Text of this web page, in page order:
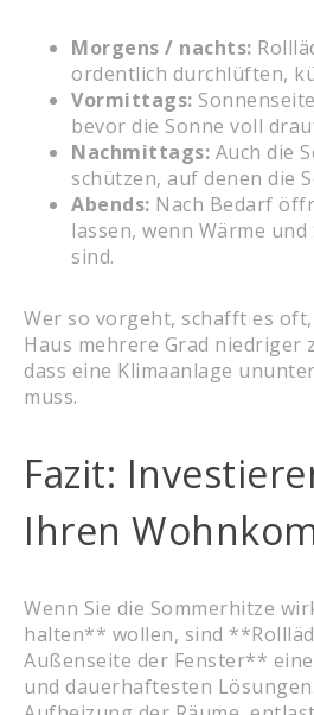
Morgens / nachts:
ordentlich durchlüften,
Vormittags:
bevor die Sonne voll
Nachmittags: Auch die
schützen, auf denen die
Abends: Nach Bedarf
lassen, wenn Wärme
sind.
Wer so vorgeht, schafft es
Haus mehrere Grad niedriger
dass eine Klimaanlage
muss.
Fazit:
Ihren
Wenn Sie die Sommerhitze
halten** wollen, sind
Außenseite der Fenster**
und dauerhaftesten